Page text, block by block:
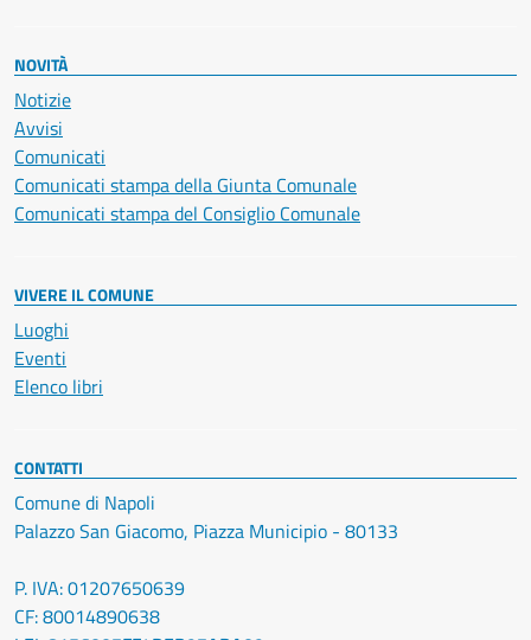
NOVITÀ
Notizie
Avvisi
Comunicati
Comunicati stampa della Giunta Comunale
Comunicati stampa del Consiglio Comunale
VIVERE IL COMUNE
Luoghi
Eventi
Elenco libri
CONTATTI
Comune di Napoli
Palazzo San Giacomo, Piazza Municipio - 80133
P. IVA: 01207650639
CF: 80014890638